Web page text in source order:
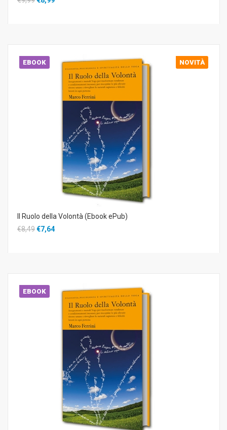
EBOOK NOVITÀ
Il Ruolo della Volontà (Ebook ePub)
€8,49€7,64
EBOOK